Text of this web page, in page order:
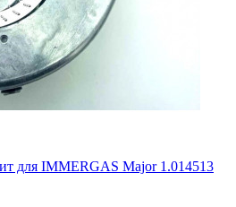
для IMMERGAS Major 1.014513